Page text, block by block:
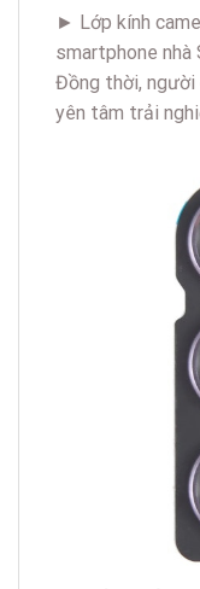
► Lớp kính
smartphone nhà
Đồng thời, người
yên tâm trải